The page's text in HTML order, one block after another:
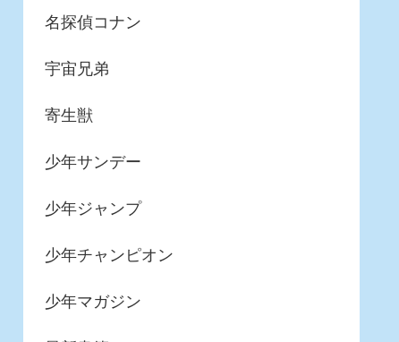
名探偵コナン
宇宙兄弟
寄生獣
少年サンデー
少年ジャンプ
少年チャンピオン
少年マガジン